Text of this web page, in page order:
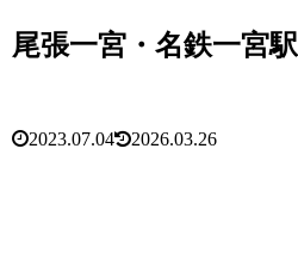
尾張一宮・名鉄一宮駅
2023.07.04 2026.03.26